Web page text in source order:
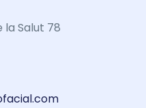
la Salut 78